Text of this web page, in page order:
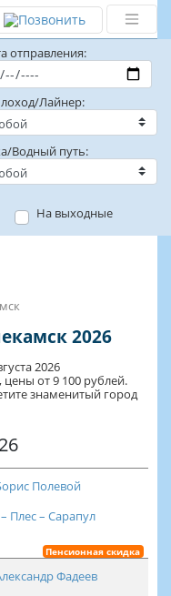
отправления:
Лайнер:
Водный путь:
На выходные
2026
2026
от 9 100 рублей.
знаменитый город
Полевой
Плес – Сарапул
Пенсионная скидка
Фадеев